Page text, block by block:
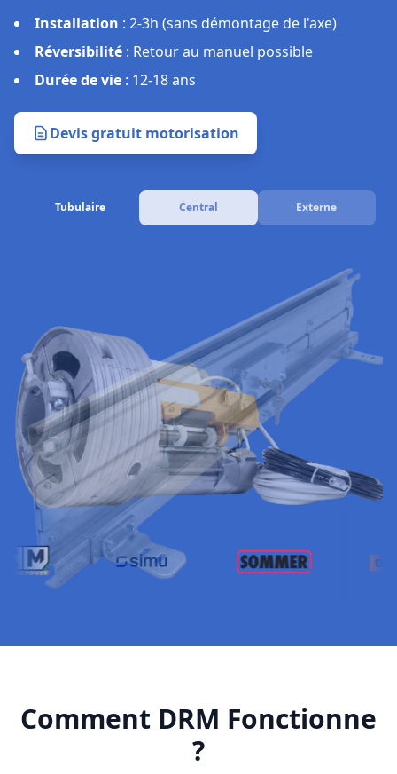
Installation : 2-3h (sans démontage de l'axe)
Réversibilité : Retour au manuel possible
Durée de vie : 12-18 ans
Devis gratuit motorisation
Tubulaire Central Externe
Comment DRM Fonctionne
?